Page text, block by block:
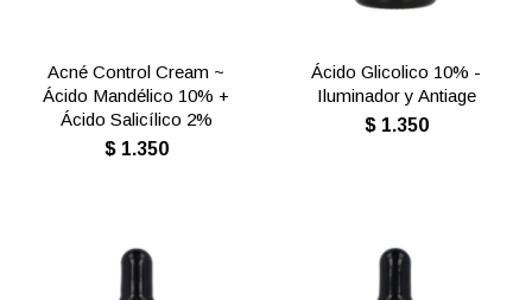
Acné Control Cream ~
Ácido Mandélico 10% +
Ácido Salicílico 2%
$ 1.350
Ácido Glicolico 10% -
Iluminador y Antiage
$ 1.350